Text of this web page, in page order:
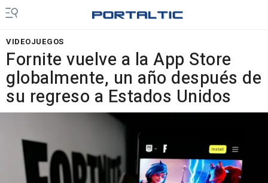
VIDEOJUEGOS
Fornite vuelve a la App Store
globalmente, un año después de
su regreso a Estados Unidos